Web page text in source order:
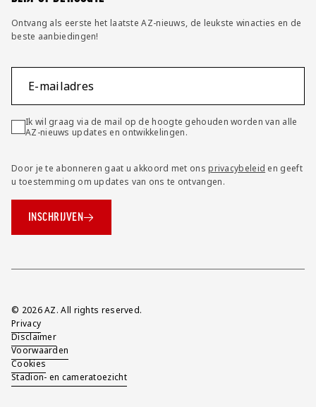
Ontvang als eerste het laatste AZ-nieuws, de leukste winacties en de
beste aanbiedingen!
E-mailadres
Ik wil graag via de mail op de hoogte gehouden worden van alle
AZ-nieuws updates en ontwikkelingen.
Door je te abonneren gaat u akkoord met onsprivacybeleid en geeft
u toestemming om updates van ons te ontvangen.
INSCHRIJVEN
Overig
© 2026 AZ. All rights reserved.
Privacy
Disclaimer
Voorwaarden
Cookies
Stadion- en cameratoezicht